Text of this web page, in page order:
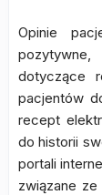
Opinie
dotyczące
pacjentów
recept
do historii
portali
związane